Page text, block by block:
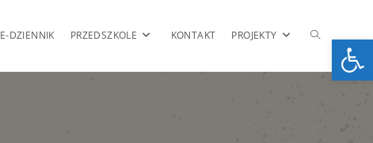
E-DZIENNIK PRZEDSZKOLE KONTAKT PROJEKTY TOGGLE